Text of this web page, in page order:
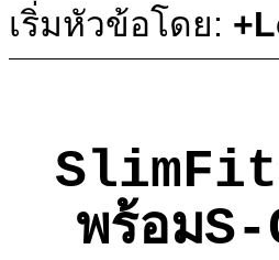
เริ่มหัวข้อโดย:
SlimFit
พร้อม